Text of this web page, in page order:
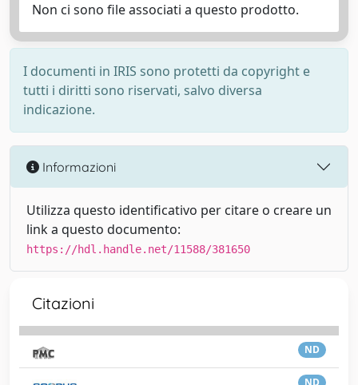
Non ci sono file associati a questo prodotto.
I documenti in IRIS sono protetti da copyright e
tutti i diritti sono riservati, salvo diversa
indicazione.
Informazioni
Utilizza questo identificativo per citare o creare un
link a questo documento:
https://hdl.handle.net/11588/381650
Citazioni
ND